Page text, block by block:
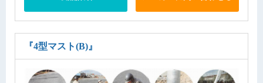
『4型マスト(B)』